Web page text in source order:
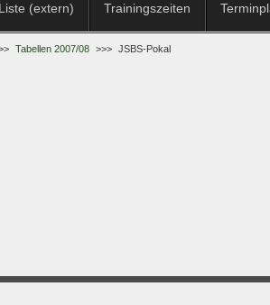
(extern) Trainingszeiten
Tabellen 2007/08 >>> JSBS-Pokal